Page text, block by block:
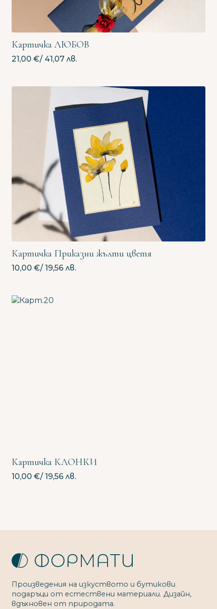
Картичка ЛЮБОВ
21,00 €/ 41,07 лв.
Картичка Приказни жълти цветя
10,00 €/ 19,56 лв.
Картичка КЛОНКИ
10,00 €/ 19,56 лв.
Произведения на изкуството и бутикови
подаръци от естествени материали. Дизайн,
вдъхновен от природата.